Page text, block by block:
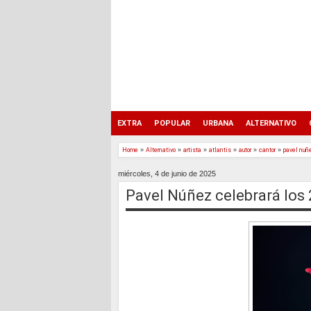
EXTRA POPULAR URBANA ALTERNATIVO
Home » Alternativo » artista » atlantis » autor» cantor» pavel
miércoles, 4 de junio de 2025
Pavel Núñez celebrará los